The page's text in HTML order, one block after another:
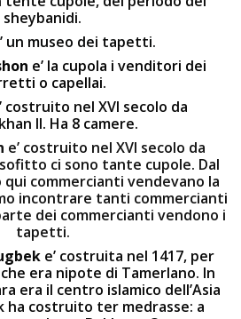
sheybanidi.
un museo dei tapetti.
e’ la cupola i venditori dei
o capellai.
costruito nel XVI secolo da
II. Ha 8 camere.
e’ costruito nel XVI secolo da
ci sono tante cupole. Dal
qui commercianti vendevano la
incontrare tanti commercianti
dei commercianti vendono i
tapetti.
e’ costruita nel 1417, per
era nipote di Tamerlano. In
era il centro islamico dell’Asia
ha costruito ter medrasse: a